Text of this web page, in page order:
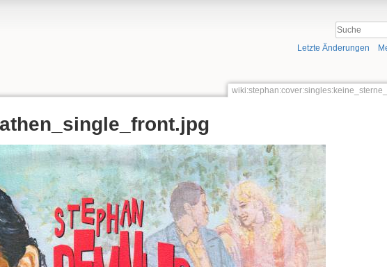
Letzte Änderungen